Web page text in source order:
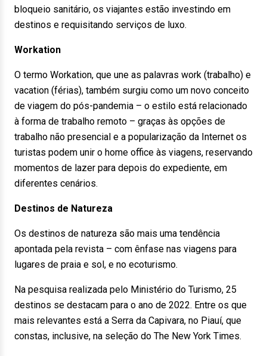
bloqueio sanitário, os viajantes estão investindo em
destinos e requisitando serviços de luxo.
Workation
O termo Workation, que une as palavras work (trabalho) e
vacation (férias), também surgiu como um novo conceito
de viagem do pós-pandemia – o estilo está relacionado
à forma de trabalho remoto – graças às opções de
trabalho não presencial e a popularização da Internet os
turistas podem unir o home office às viagens, reservando
momentos de lazer para depois do expediente, em
diferentes cenários.
Destinos de Natureza
Os destinos de natureza são mais uma tendência
apontada pela revista – com ênfase nas viagens para
lugares de praia e sol, e no ecoturismo.
Na pesquisa realizada pelo Ministério do Turismo, 25
destinos se destacam para o ano de 2022. Entre os que
mais relevantes está a Serra da Capivara, no Piauí, que
constas, inclusive, na seleção do The New York Times.